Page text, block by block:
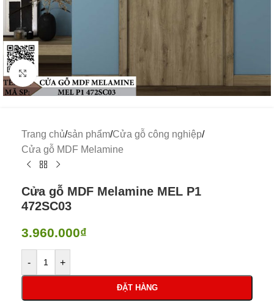
Click to enlarge
Trang chủ/sản phẩm/Cửa gỗ công nghiệp/
Cửa gỗ MDF Melamine
Cửa gỗ MDF Melamine MEL P1
472SC03
3.960.000₫
- +
ĐẶT HÀNG